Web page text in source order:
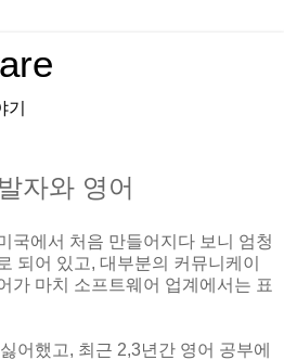
자와 영어
국에서 처음 만들어지다 보니 엄청
되어 있고, 대부분의 커뮤니케이
가 마치 소프트웨어 업계에서는 표
어했고, 최근 2,3년간 영어 공부에